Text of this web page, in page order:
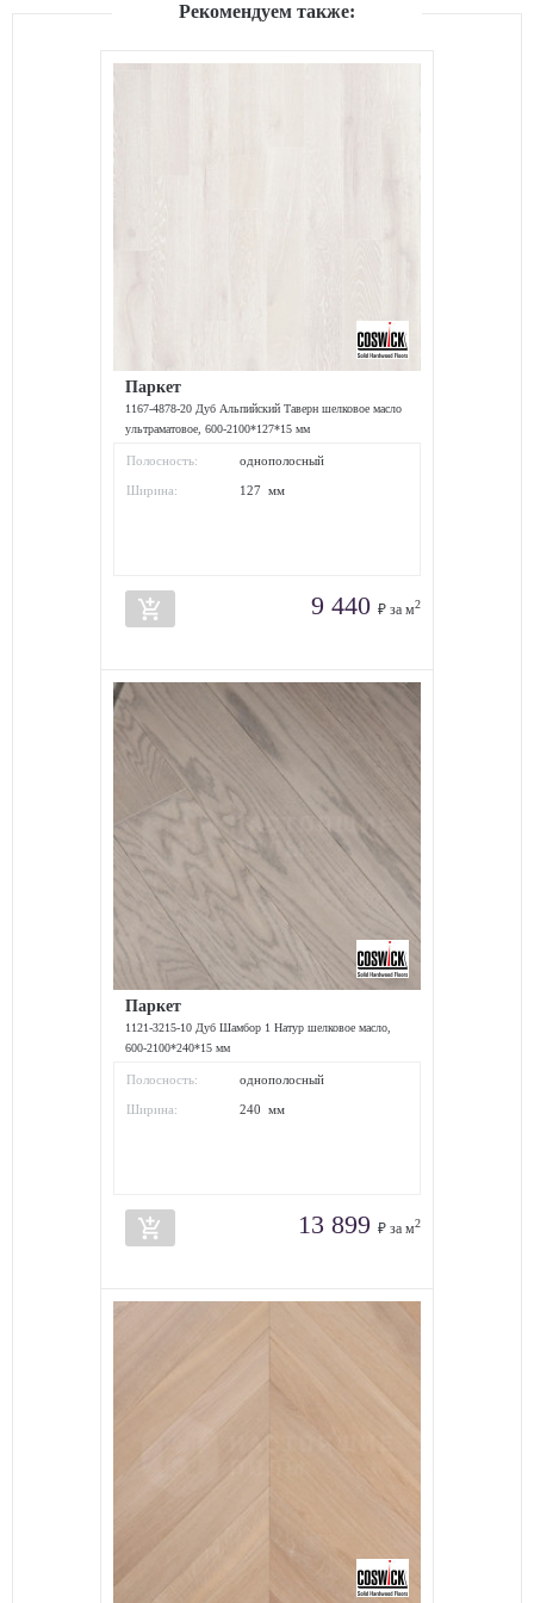
Рекомендуем также:
Паркет
1167-4878-20 Дуб Альпийский Таверн шелковое масло
ультраматовое, 600-2100*127*15 мм
Полосность: однополосный
Ширина: 127 мм
add_shopping_cart 9 440 ₽ за м2
Паркет
1121-3215-10 Дуб Шамбор 1 Натур шелковое масло,
600-2100*240*15 мм
Полосность: однополосный
Ширина: 240 мм
add_shopping_cart 13 899 ₽ за м2